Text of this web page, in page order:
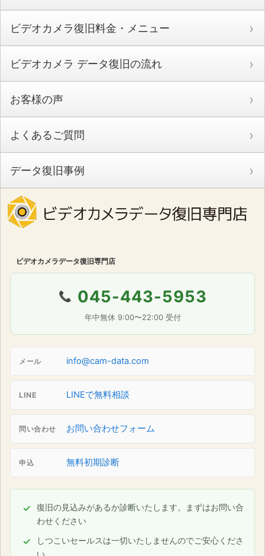
ビデオカメラ復旧料金・メニュー
ビデオカメラ データ復旧の流れ
お客様の声
よくあるご質問
データ復旧事例
ビデオカメラデータ復旧専門店
📞 045-443-5953
年中無休 9:00〜22:00 受付
メール info@cam-data.com
LINE LINEで無料相談
問い合わせ お問い合わせフォーム
申込 無料初期診断
復旧の見込みがあるか診断いたします。まずはお問い合
わせください
しつこいセールスは一切いたしませんのでご安心くださ
い